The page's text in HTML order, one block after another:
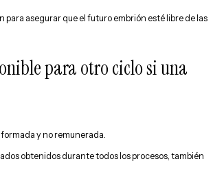
asegurar que el futuro embrión esté libre de las
para otro ciclo si una
y no remunerada.
obtenidos durante todos los procesos, también